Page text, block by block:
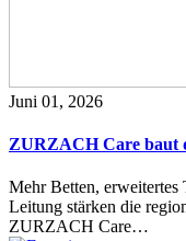
Juni 01, 2026
ZURZACH Care baut
Mehr Betten, erweitertes
Leitung stärken die
ZURZACH Care…